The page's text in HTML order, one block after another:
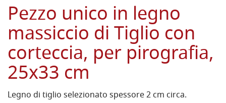
Pezzo unico in legno
massiccio di Tiglio con
corteccia, per pirografia,
25x33 cm
Legno di tiglio selezionato spessore 2 cm circa.